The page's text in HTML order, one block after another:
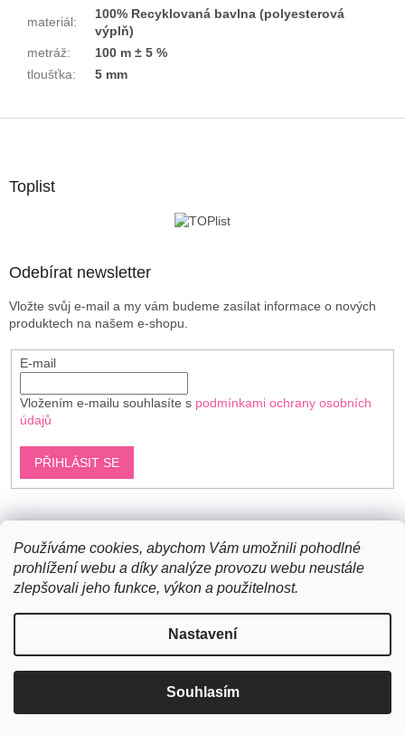
Používáme cookies, abychom Vám umožnili pohodlné
prohlížení webu a díky analýze provozu webu neustále
zlepšovali jeho funkce, výkon a použitelnost.
Nastavení
Souhlasím
materiál:
100% Recyklovaná bavlna (polyesterová
výplň)
metráž:
100 m ± 5 %
tloušťka: 5 mm
Toplist
Odebírat newsletter
Vložte svůj e-mail a my vám budeme zasílat informace o nových
produktech na našem e-shopu.
E-mail
Vložením e-mailu souhlasíte s podmínkami ochrany osobních
údajů
PŘIHLÁSIT SE
Upravit nastavení cookies